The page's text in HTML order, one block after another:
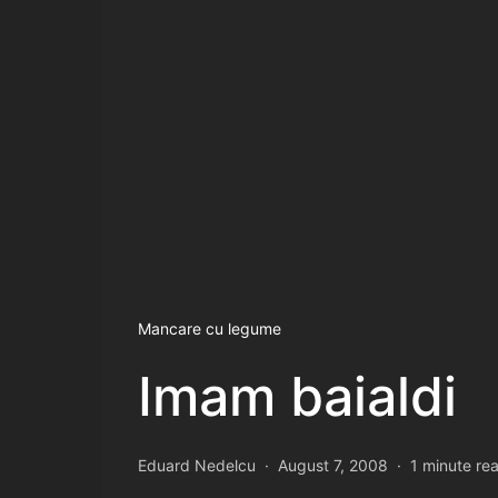
Mancare cu legume
Imam baialdi
Eduard Nedelcu August 7, 2008 1 minute